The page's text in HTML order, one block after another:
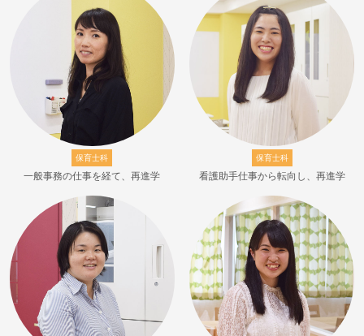
保育士科
一般事務の仕事を経て、再進学
保育士科
看護助手仕事から転向し、再進学